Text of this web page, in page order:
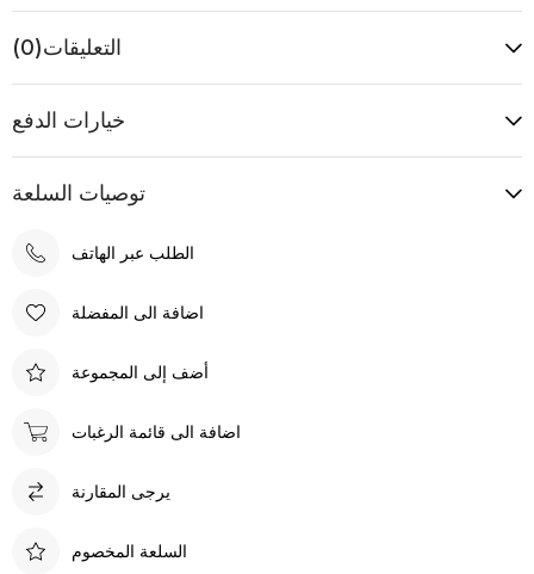
التعليقات(0)
خيارات الدفع
توصيات السلعة
الطلب عبر الهاتف
اضافة الى المفضلة
أضف إلى المجموعة
اضافة الى قائمة الرغبات
يرجى المقارنة
السلعة المخصوم